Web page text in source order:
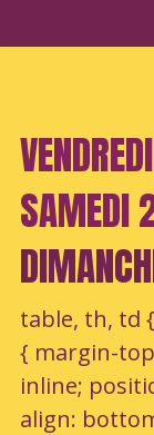
SAMEDI
table, th, td
{ margin-
inline;
align: